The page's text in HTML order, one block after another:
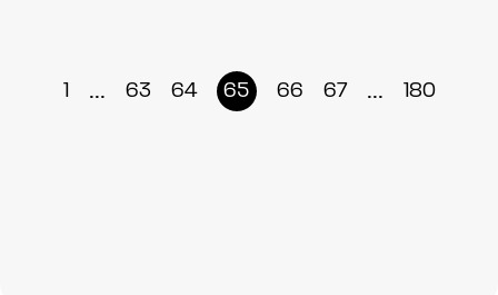
1 ... 63 64 65 66 67 ... 180